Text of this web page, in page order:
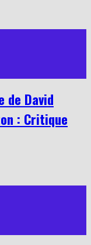
de David
: Critique